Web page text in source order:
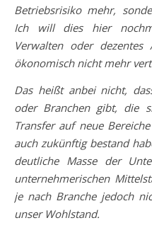
Betriebsrisiko mehr,
Ich will dies hier
Verwalten oder
ökonomisch nicht mehr
Das heißt anbei nicht,
oder Branchen gibt, die
Transfer auf neue
auch zukünftig bestand
deutliche Masse der
unternehmerischen
je nach Branche jedoch
unser Wohlstand.